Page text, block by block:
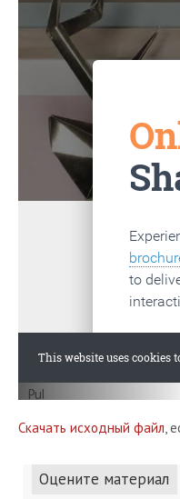
Скачать исходный файл,
Оцените материал